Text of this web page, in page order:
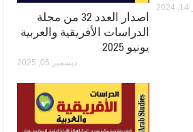
اصدار العدد 32 من مجلة
الدراسات الأفريقية والعربية
يونيو 2025
ديسمبر 05, 2025